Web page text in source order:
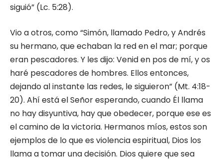
siguió” (Lc. 5:28).
Vio a otros, como “Simón, llamado Pedro, y Andrés
su hermano, que echaban la red en el mar; porque
eran pescadores. Y les dijo: Venid en pos de mí, y os
haré pescadores de hombres. Ellos entonces,
dejando al instante las redes, le siguieron” (Mt. 4:18-
20). Ahí está el Señor esperando, cuando Él llama
no hay disyuntiva, hay que obedecer, porque ese es
el camino de la victoria. Hermanos míos, estos son
ejemplos de lo que es violencia espiritual, Dios los
llama a tomar una decisión. Dios quiere que sea